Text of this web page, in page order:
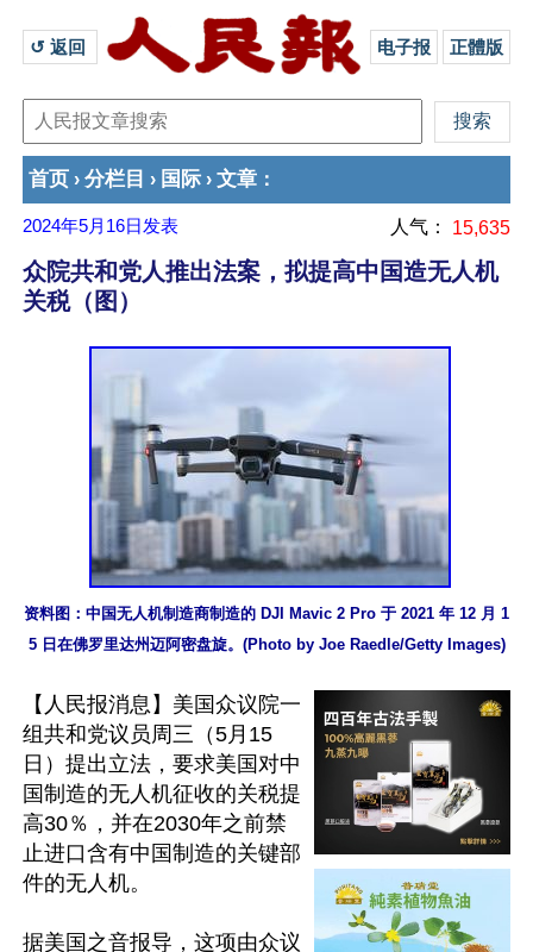
↺ 返回 电子报 正體版
首页 › 分栏目 › 国际 › 文章 ：
2024年5月16日 发表 人气： 15,635
众院共和党人推出法案，拟提高中国造无人机
关税（图）
资料图：中国无人机制造商制造的 DJI Mavic 2 Pro 于 2021 年 12 月 1
5 日在佛罗里达州迈阿密盘旋。(Photo by Joe Raedle/Getty Images)
【人民报消息】美国众议院一
组共和党议员周三（5月15
日）提出立法，要求美国对中
国制造的无人机征收的关税提
高30％，并在2030年之前禁
止进口含有中国制造的关键部
件的无人机。
据美国之音报导，这项由众议